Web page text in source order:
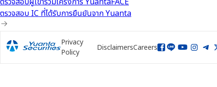
ตรวจสอบ IC ที่ได้รับการยืนยันจาก Yuanta
Privacy
Policy
DisclaimersCareers